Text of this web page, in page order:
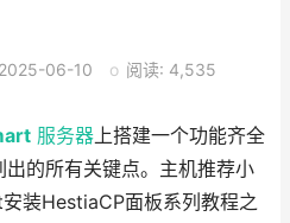
06-10 o 阅读: 4,535
服务器上搭建一个功能齐全
的所有关键点。主机推荐小
装HestiaCP面板系列教程之